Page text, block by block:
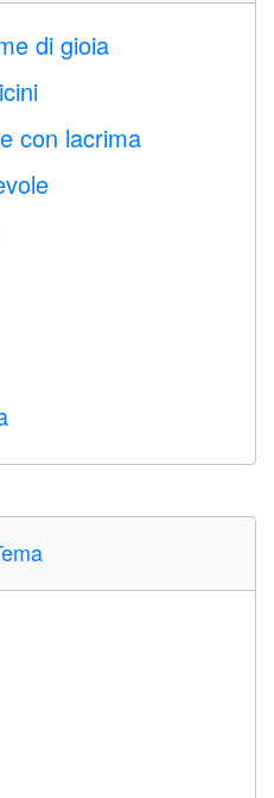
di gioia
con lacrima